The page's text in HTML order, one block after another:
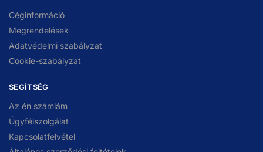
Céginformáció
Megrendelések
Adatvédelmi szabályzat
Cookie-szabályzat
SEGÍTSÉG
Az én számlám
Ügyfélszolgálat
Kapcsolatfelvétel